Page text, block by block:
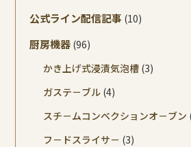
公式ライン配信記事 (10)
厨房機器 (96)
かき上げ式浸漬気泡槽 (3)
ガステ－ブル (4)
スチ－ムコンベクションオ－ブン
フ－ドスライサ－ (3)